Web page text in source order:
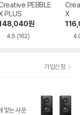
PEBBLE
PLUS
원
4.5 (162)
X
가입신청
맞는 사운